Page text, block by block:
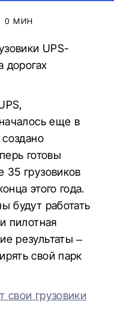
0 МИН
UPS-
дорогах
еще в
готовы
грузовиков
этого года.
будут работать
пилотная
результаты –
свой парк
свои грузовики